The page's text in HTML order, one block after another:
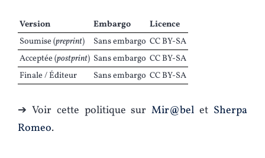
Version Embargo
Licence
Soumise (preprint) Sans embargo CC BY-SA
Acceptée (postprint) Sans embargo CC BY-SA
Finale / Éditeur
Sans embargo CC BY-SA
➔ Voir cette politique surMir@bel et Sherpa
Romeo.